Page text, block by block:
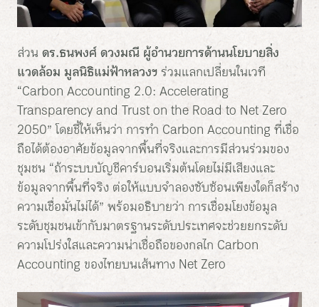
ส่วนดร.ธนพงศ์ ดวงมณี ผู้อำนวยการด้านนโยบายสิ่ง
แวดล้อม มูลนิธิแม่ฟ้าหลวงฯร่วมแลกเปลี่ยนในเวที
“Carbon Accounting 2.0: Accelerating
Transparency and Trust on the Road to Net Zero
2050” โดยชี้ให้เห็นว่า การทำ Carbon Accounting ที่เชื่อ
ถือได้ต้องอาศัยข้อมูลจากพื้นที่จริงและการมีส่วนร่วมของ
ชุมชน “ถ้าระบบบัญชีคาร์บอนเริ่มต้นโดยไม่มีเสียงและ
ข้อมูลจากพื้นที่จริง ต่อให้แบบจำลองซับซ้อนเพียงใดก็สร้าง
ความเชื่อมั่นไม่ได้” พร้อมอธิบายว่า การเชื่อมโยงข้อมูล
ระดับชุมชนเข้ากับมาตรฐานระดับประเทศจะช่วยยกระดับ
ความโปร่งใสและความน่าเชื่อถือของกลไก Carbon
Accounting ของไทยบนเส้นทาง Net Zero